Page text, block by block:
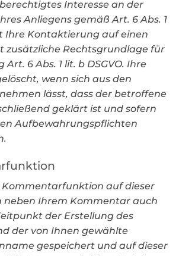
Interesse an der
Anliegens gemäß Art. 6 Abs. 1
Ihre Kontaktierung auf einen
zusätzliche Rechtsgrundlage für
6 Abs. 1 lit. b DSGVO. Ihre
wenn sich aus den
lässt, dass der betroffene
geklärt ist und sofern
Aufbewahrungspflichten
Kommentarfunktion auf dieser
neben Ihrem Kommentar auch
der Erstellung des
der von Ihnen gewählte
gespeichert und auf dieser